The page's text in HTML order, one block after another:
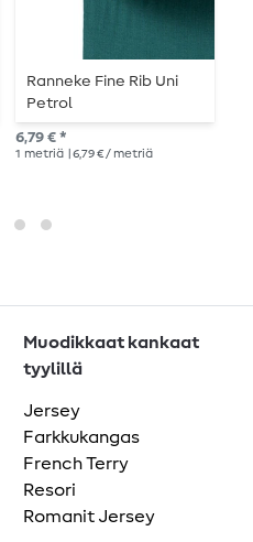
Ranneke Fine Rib Uni
Petrol
6,79 € *
1 metriä | 6,79 € / metriä
Muodikkaat kankaat
tyylillä
Jersey
Farkkukangas
French Terry
Resori
Romanit Jersey